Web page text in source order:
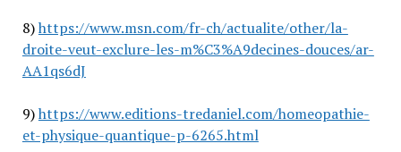
8)https://www.msn.com/fr-ch/actualite/other/la-
droite-veut-exclure-les-m%C3%A9decines-douces/ar-
AA1qs6dJ
9)https://www.editions-tredaniel.com/homeopathie-
et-physique-quantique-p-6265.html